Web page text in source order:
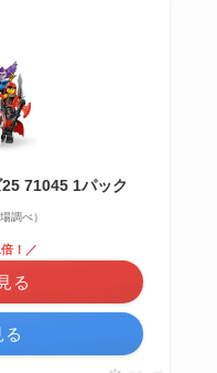
71045 1パック
調べ）
！／
る
る